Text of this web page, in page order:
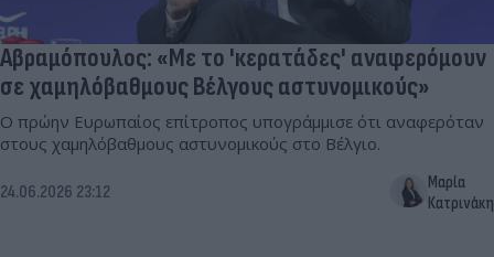
Αβραμόπουλος: «Με το 'κερατάδες' αναφερόμουν
σε χαμηλόβαθμους Βέλγους αστυνομικούς»
Ο πρώην Ευρωπαίος επίτροπος υπογράμμισε ότι αναφερόταν
στους χαμηλόβαθμους αστυνομικούς στο Βέλγιο.
24.06.2026 23:12
Μαρία
Κατρινάκη